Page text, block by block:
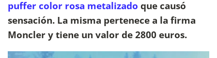
puffer color rosa metalizado que causó
sensación. La misma pertenece a la firma
Moncler y tiene un valor de 2800 euros.